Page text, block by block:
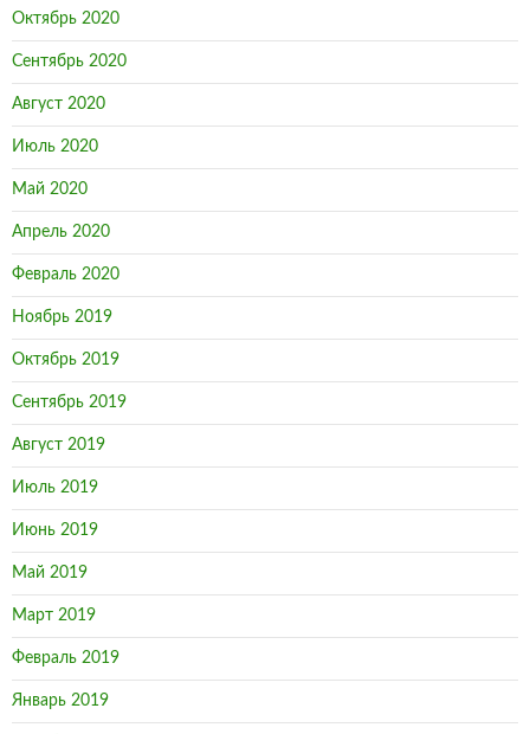
Октябрь 2020
Сентябрь 2020
Август 2020
Июль 2020
Май 2020
Апрель 2020
Февраль 2020
Ноябрь 2019
Октябрь 2019
Сентябрь 2019
Август 2019
Июль 2019
Июнь 2019
Май 2019
Март 2019
Февраль 2019
Январь 2019